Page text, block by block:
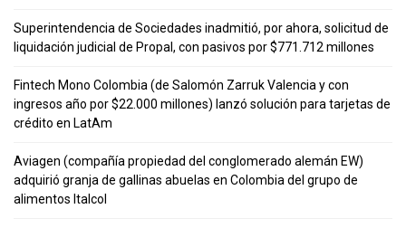
Superintendencia de Sociedades inadmitió, por ahora, solicitud de
liquidación judicial de Propal, con pasivos por $771.712 millones
Fintech Mono Colombia (de Salomón Zarruk Valencia y con
ingresos año por $22.000 millones) lanzó solución para tarjetas de
crédito en LatAm
Aviagen (compañía propiedad del conglomerado alemán EW)
adquirió granja de gallinas abuelas en Colombia del grupo de
alimentos Italcol